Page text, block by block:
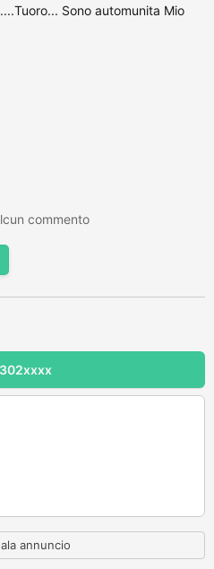
Sono automunita Mio
commento
annuncio